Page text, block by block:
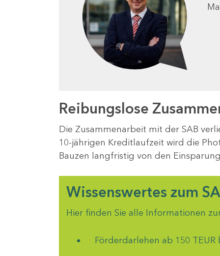
Reibungslose
Die Zusammenarbeit mit der SAB
10-jährigen Kreditlaufzeit wird die
Bauzen langfristig von den
Wissenswertes zum
Hier finden Sie alle Informationen
Förderdarlehen ab 150 TEUR